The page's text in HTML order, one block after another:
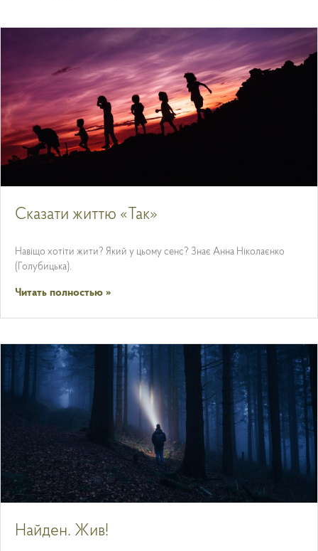
Сказати життю «Так»
Навіщо хотіти жити? Який у цьому сенс? Знає Анна Ніколаєнко
(Голубицька).
Читать полностью »
Найден. Жив!